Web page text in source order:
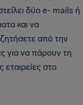
δύο e- mails ή
και να
από την
για να πάρουν τη
εταιρείες στο